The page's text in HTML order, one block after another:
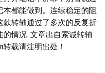
都能做到。连续稳定的阻
款转轴通过了多次的反复折
情况. 文章出自索诚转轴
转载请注明出处！